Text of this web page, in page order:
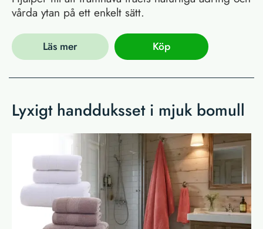
vårda ytan på ett enkelt sätt.
Läs mer Köp
Lyxigt handduksset i mjuk bomull